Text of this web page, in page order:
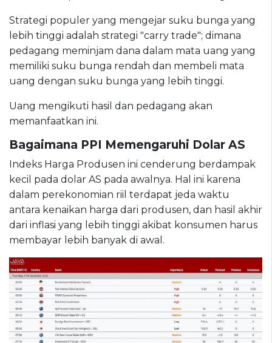
Strategi populer yang mengejar suku bunga yang
lebih tinggi adalah strategi "carry trade"; dimana
pedagang meminjam dana dalam mata uang yang
memiliki suku bunga rendah dan membeli mata
uang dengan suku bunga yang lebih tinggi.
Uang mengikuti hasil dan pedagang akan
memanfaatkan ini.
Bagaimana PPI Memengaruhi Dolar AS
Indeks Harga Produsen ini cenderung berdampak
kecil pada dolar AS pada awalnya. Hal ini karena
dalam perekonomian riil terdapat jeda waktu
antara kenaikan harga dari produsen, dan hasil akhir
dari inflasi yang lebih tinggi akibat konsumen harus
membayar lebih banyak di awal.